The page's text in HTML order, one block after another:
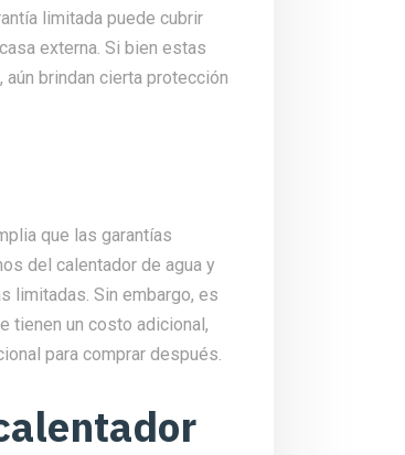
limitada puede cubrir
externa. Si bien estas
brindan cierta protección
que las garantías
del calentador de agua y
limitadas. Sin embargo, es
tienen un costo adicional,
para comprar después.